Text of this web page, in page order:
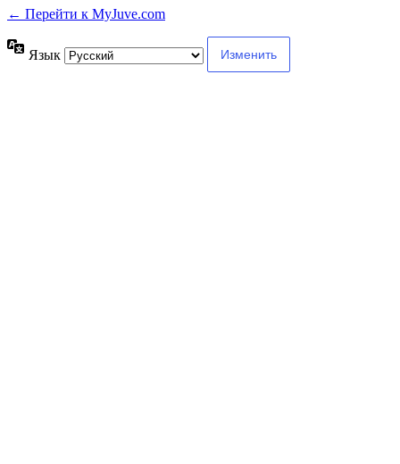
← Перейти к MyJuve.com
Язык